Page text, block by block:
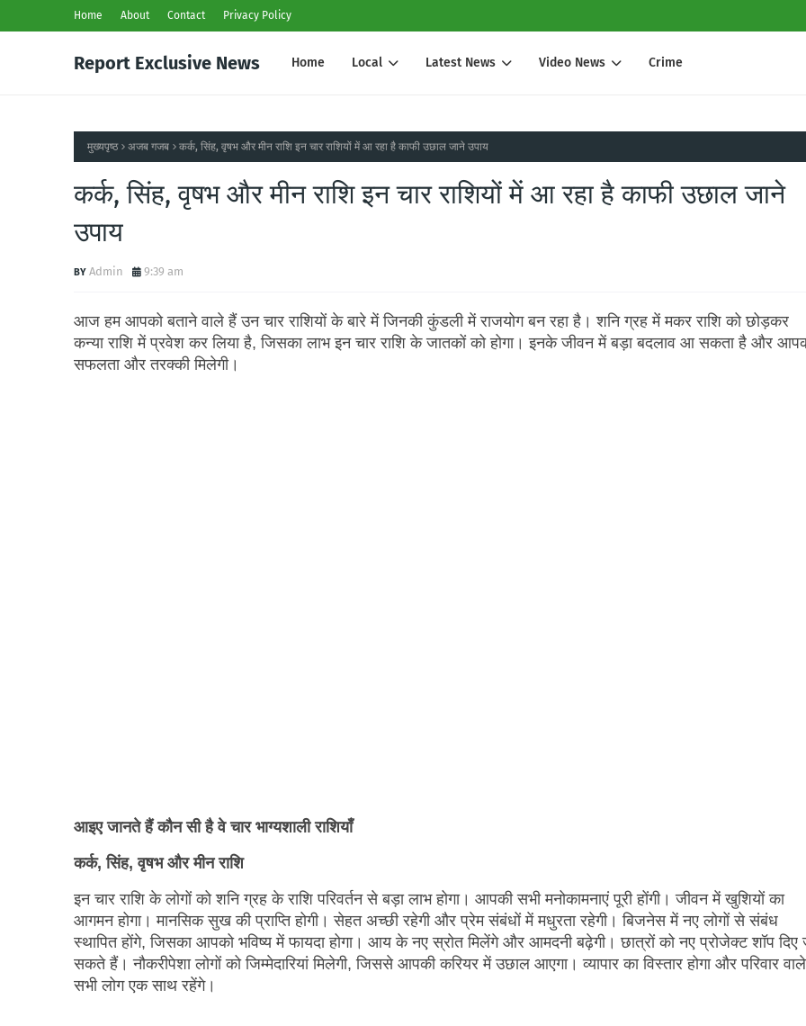
Home About Contact Privacy Policy
Report Exclusive News Home Local Latest News Video News Crime
मुख्यपृष्ठ अजब गजब कर्क, सिंह, वृषभ और मीन राशि इन चार राशियों में आ रहा है काफी उछाल जाने उपाय
कर्क, सिंह, वृषभ और मीन राशि इन चार राशियों में आ रहा है काफी उछाल जाने
उपाय
Admin 9:39 am
आज हम आपको बताने वाले हैं उन चार राशियों के बारे में जिनकी कुंडली में राजयोग बन रहा है। शनि ग्रह में मकर राशि को छोड़कर
कन्या राशि में प्रवेश कर लिया है, जिसका लाभ इन चार राशि के जातकों को होगा। इनके जीवन में बड़ा बदलाव आ सकता है और
सफलता और तरक्की मिलेगी।
आइए जानते हैं कौन सी है वे चार भाग्यशाली राशियाँ
कर्क, सिंह, वृषभ और मीन राशि
इन चार राशि के लोगों को शनि ग्रह के राशि परिवर्तन से बड़ा लाभ होगा। आपकी सभी मनोकामनाएं पूरी होंगी। जीवन में खुशियों का
आगमन होगा। मानसिक सुख की प्राप्ति होगी। सेहत अच्छी रहेगी और प्रेम संबंधों में मधुरता रहेगी। बिजनेस में नए लोगों से संबंध
स्थापित होंगे, जिसका आपको भविष्य में फायदा होगा। आय के नए स्रोत मिलेंगे और आमदनी बढ़ेगी। छात्रों को नए प्रोजेक्ट शॉप दिए
सकते हैं। नौकरीपेशा लोगों को जिम्मेदारियां मिलेगी, जिससे आपकी करियर में उछाल आएगा। व्यापार का विस्तार होगा और परिवार वाले
सभी लोग एक साथ रहेंगे।